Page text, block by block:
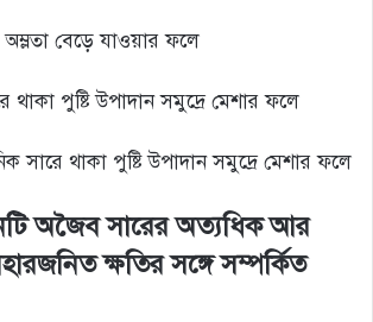
বেড়ে যাওয়ার ফলে
থাকা পুষ্টি উপাদান সমুদ্রে মেশার ফলে
সারে থাকা পুষ্টি উপাদান সমুদ্রে মেশার ফলে
অজৈব সারের অত্যধিক আর
ক্ষতির সঙ্গে সম্পর্কিত